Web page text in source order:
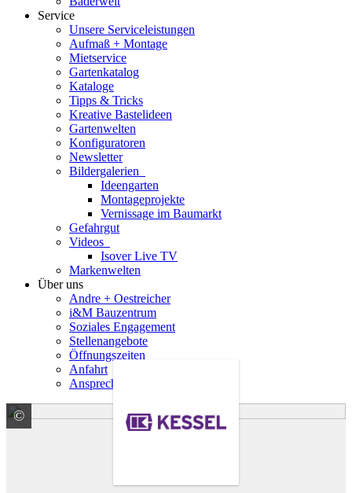
Service
Unsere Serviceleistungen
Aufmaß + Montage
Mietservice
Gartenkatalog
Kataloge
Tipps & Tricks
Kreative Bastelideen
Gartenwelten
Konfiguratoren
Newsletter
Bildergalerien
Ideengarten
Montageprojekte
Vernissage im Baumarkt
Gefahrgut
Videos
Isover Live TV
Markenwelten
Über uns
Andre + Oestreicher
i&M Bauzentrum
Soziales Engagement
Stellenangebote
Öffnungszeiten
Anfahrt
Ansprechpartner
© KESSEL SE + Co. KG